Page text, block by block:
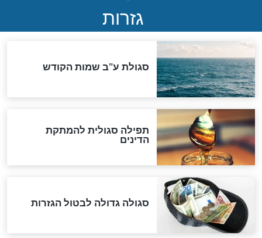
שורדת השואה שחוגגת 100:
"מודה לקב"ה על כל השנים"
לכל המאמרים
אחרית הימים
האם אפשר לחשב את הקץ?